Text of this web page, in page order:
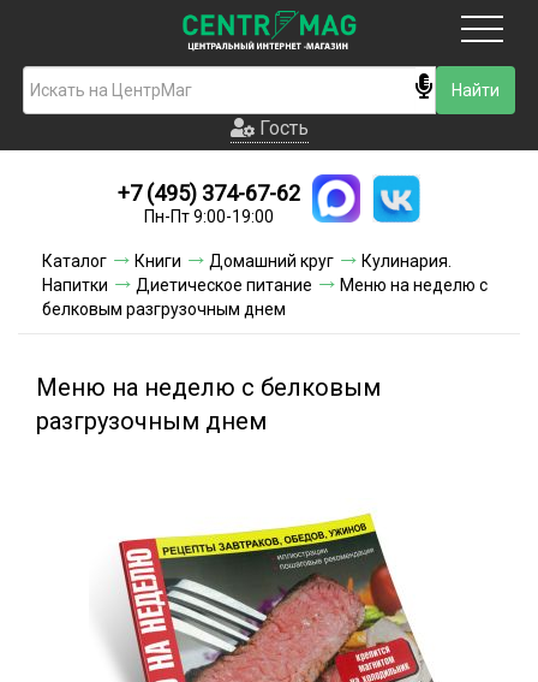
Гость
Новинки
Условия доставки
Условия оплаты
Гость
+7 (495) 374-67-62
Пн-Пт 9:00-19:00
Каталог Книги Домашний круг
Кулинария.
Напитки
Диетическое питание
Меню на неделю с
белковым разгрузочным днем
Меню на неделю с белковым
разгрузочным днем